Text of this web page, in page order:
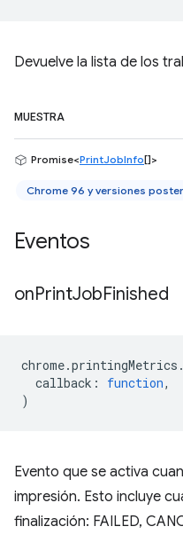
Devuelve la lista de los
MUESTRA
Promise<PrintJobInfo[]>
Chrome 96 y versiones
Eventos
onPrintJobFinished
chrome.printingMetrics .
callback : function,
)
Evento que se activa
impresión. Esto incluye
finalización: FAILED,